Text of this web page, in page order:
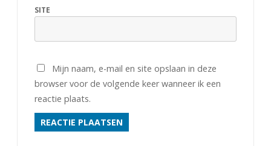
SITE
Mijn naam, e-mail en site opslaan in deze
browser voor de volgende keer wanneer ik een
reactie plaats.